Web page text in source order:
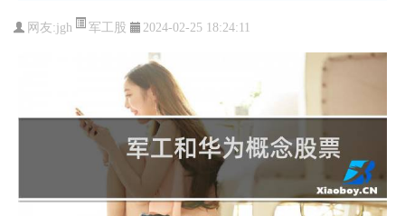
网友:jgh 军工股 2024-02-25 18:24:11